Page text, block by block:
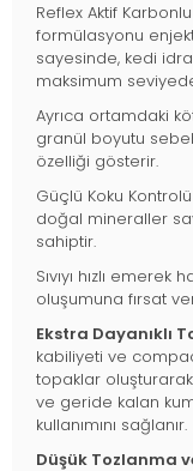
Reflex Aktif
formülasyonu
sayesinde, kedi
maksimum
Ayrıca ortamdaki
granül boyutu
özelliği gösterir.
Güçlü Koku
doğal mineraller
sahiptir.
Sıvıyı hızlı
oluşumuna fırsat
Ekstra Dayanıklı
kabiliyeti ve
topaklar
ve geride kalan
kullanımını sağlanır.
Düşük Tozlanma